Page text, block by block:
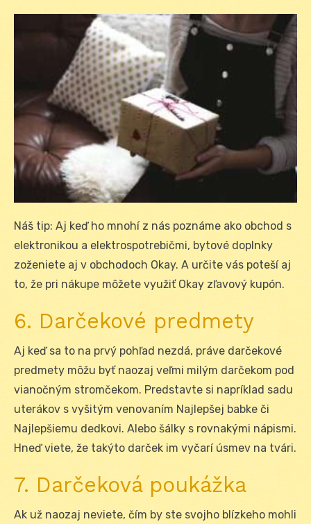
Náš tip: Aj keď ho mnohí z nás poznáme ako obchod s
elektronikou a elektrospotrebičmi, bytové doplnky
zoženiete aj v obchodoch Okay. A určite vás poteší aj
to, že pri nákupe môžete využiť Okay zľavový kupón.
6. Darčekové predmety
Aj keď sa to na prvý pohľad nezdá, práve darčekové
predmety môžu byť naozaj veľmi milým darčekom pod
vianočným stromčekom. Predstavte si napríklad sadu
uterákov s vyšitým venovaním Najlepšej babke či
Najlepšiemu dedkovi. Alebo šálky s rovnakými nápismi.
Hneď viete, že takýto darček im vyčarí úsmev na tvári.
7. Darčeková poukážka
Ak už naozaj neviete, čím by ste svojho blízkeho mohli